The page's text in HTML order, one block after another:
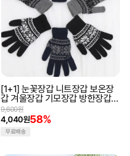
[1+1] 눈꽃장갑 니트장갑 보온장
갑 겨울장갑 기모장갑 방한장갑
겨울용품 스키장갑
4,040원58%
9,600원
무료배송